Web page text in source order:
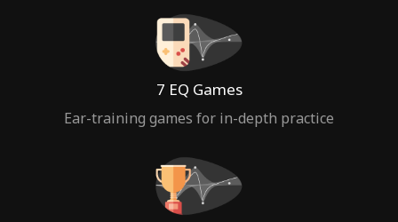
7 EQ Games
Ear-training games for in-depth practice